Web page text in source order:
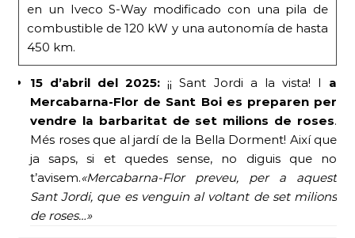
en un Iveco S-Way modificado con una pila de
combustible de 120 kW y una autonomía de hasta
450 km.
15 d’abril del 2025: ¡¡ Sant Jordi a la vista! I a
Mercabarna-Flor de Sant Boi es preparen per
vendre la barbaritat de set milions de roses.
Més roses que al jardí de la Bella Dorment! Així que
ja saps, si et quedes sense, no diguis que no
t’avisem.«Mercabarna-Flor preveu, per a aquest
Sant Jordi, que es venguin al voltant de set milions
de roses…»